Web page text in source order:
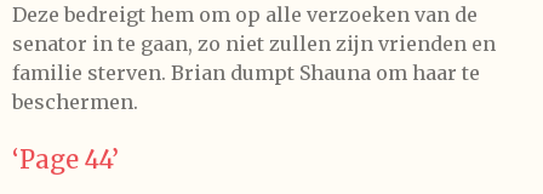
Deze bedreigt hem om op alle verzoeken van de
senator in te gaan, zo niet zullen zijn vrienden en
familie sterven. Brian dumpt Shauna om haar te
beschermen.
‘Page 44’